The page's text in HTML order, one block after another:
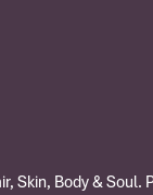
Skin, Body &